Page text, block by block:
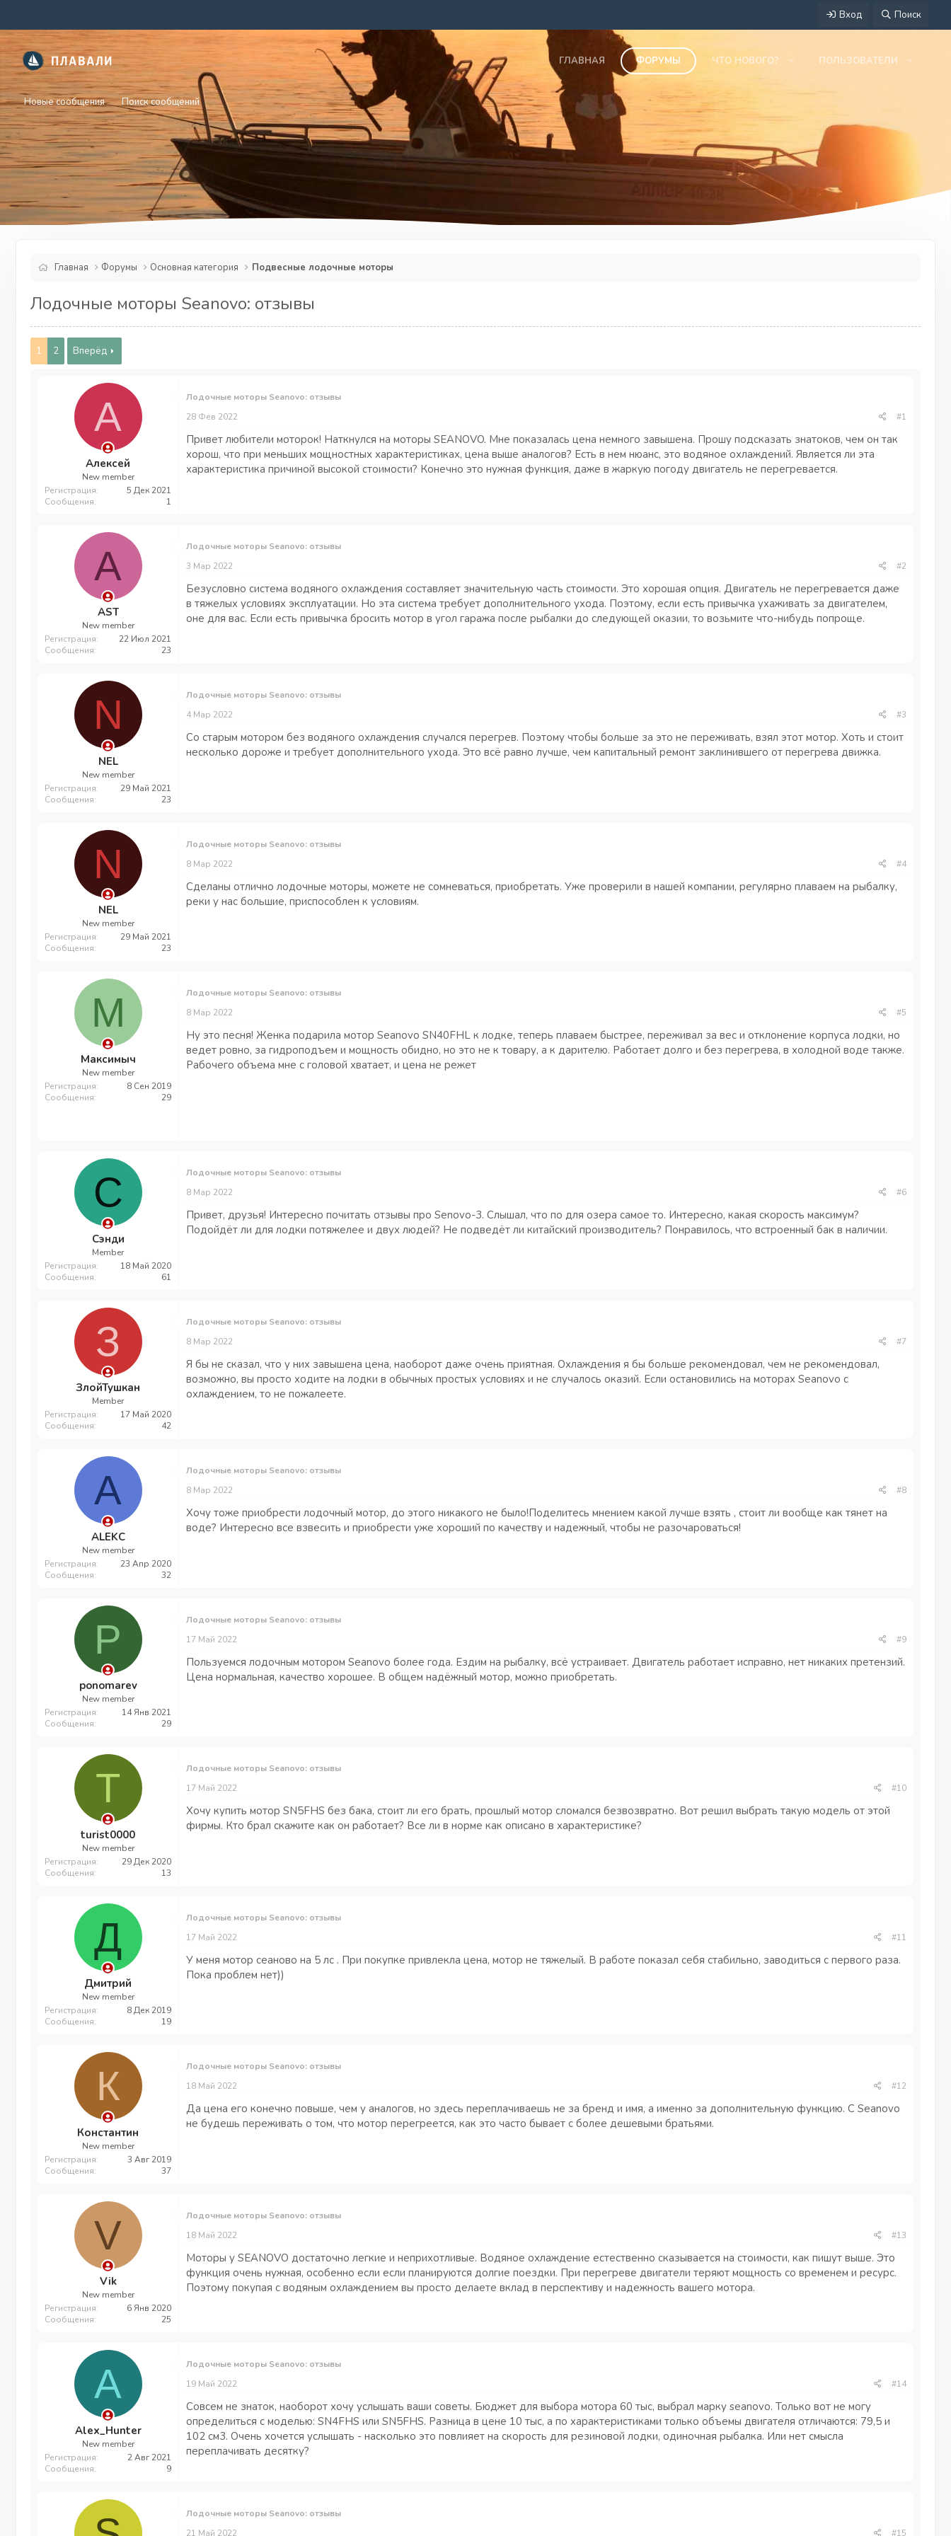
Вход Поиск
ГЛАВНАЯ ФОРУМЫ ЧТО НОВОГО? ПОЛЬЗОВАТЕЛИ
Новые сообщения Поиск сообщений
Главная Форумы Основная категория Подвесные лодочные моторы
Лодочные моторы Seanovo: отзывы
1 2 Вперёд
А
Алексей
New member
Регистрация
5 Дек 2021
Сообщения
1
Лодочные моторы Seanovo: отзывы
28 Фев 2022
#1
Привет любители моторок! Наткнулся на моторы SEANOVO. Мне показалась цена немного завышена. Прошу подсказать знатоков, чем он так
хорош, что при меньших мощностных характеристиках, цена выше аналогов? Есть в нем нюанс, это водяное охлаждений. Является ли эта
характеристика причиной высокой стоимости? Конечно это нужная функция, даже в жаркую погоду двигатель не перегревается.
A
AST
New member
Регистрация
22 Июл 2021
Сообщения
23
Лодочные моторы Seanovo: отзывы
3 Мар 2022
#2
Безусловно система водяного охлаждения составляет значительную часть стоимости. Это хорошая опция. Двигатель не перегревается даже
в тяжелых условиях эксплуатации. Но эта система требует дополнительного ухода. Поэтому, если есть привычка ухаживать за двигателем,
оне для вас. Если есть привычка бросить мотор в угол гаража после рыбалки до следующей оказии, то возьмите что-нибудь попроще.
N
NEL
New member
Регистрация
29 Май 2021
Сообщения
23
Лодочные моторы Seanovo: отзывы
4 Мар 2022
#3
Со старым мотором без водяного охлаждения случался перегрев. Поэтому чтобы больше за это не переживать, взял этот мотор. Хоть и стоит
несколько дороже и требует дополнительного ухода. Это всё равно лучше, чем капитальный ремонт заклинившего от перегрева движка.
N
NEL
New member
Регистрация
29 Май 2021
Сообщения
23
Лодочные моторы Seanovo: отзывы
8 Мар 2022
#4
Сделаны отлично лодочные моторы, можете не сомневаться, приобретать. Уже проверили в нашей компании, регулярно плаваем на рыбалку,
реки у нас большие, приспособлен к условиям.
М
Максимыч
New member
Регистрация
8 Сен 2019
Сообщения
29
Лодочные моторы Seanovo: отзывы
8 Мар 2022
#5
Ну это песня! Женка подарила мотор Seanovo SN40FHL к лодке, теперь плаваем быстрее, переживал за вес и отклонение корпуса лодки, но
ведет ровно, за гидроподъем и мощность обидно, но это не к товару, а к дарителю. Работает долго и без перегрева, в холодной воде также.
Рабочего объема мне с головой хватает, и цена не режет
С
Сэнди
Member
Регистрация
18 Май 2020
Сообщения
61
Лодочные моторы Seanovo: отзывы
8 Мар 2022
#6
Привет, друзья! Интересно почитать отзывы про Senovo-3. Слышал, что по для озера самое то. Интересно, какая скорость максимум?
Подойдёт ли для лодки потяжелее и двух людей? Не подведёт ли китайский производитель? Понравилось, что встроенный бак в наличии.
З
ЗлойТушкан
Member
Регистрация
17 Май 2020
Сообщения
42
Лодочные моторы Seanovo: отзывы
8 Мар 2022
#7
Я бы не сказал, что у них завышена цена, наоборот даже очень приятная. Охлаждения я бы больше рекомендовал, чем не рекомендовал,
возможно, вы просто ходите на лодки в обычных простых условиях и не случалось оказий. Если остановились на моторах Seanovo с
охлаждением, то не пожалеете.
A
ALEKC
New member
Регистрация
23 Апр 2020
Сообщения
32
Лодочные моторы Seanovo: отзывы
8 Мар 2022
#8
Хочу тоже приобрести лодочный мотор, до этого никакого не было!Поделитесь мнением какой лучше взять , стоит ли вообще как тянет на
воде? Интересно все взвесить и приобрести уже хороший по качеству и надежный, чтобы не разочароваться!
P
ponomarev
New member
Регистрация
14 Янв 2021
Сообщения
29
Лодочные моторы Seanovo: отзывы
17 Май 2022
#9
Пользуемся лодочным мотором Seanovo более года. Ездим на рыбалку, всё устраивает. Двигатель работает исправно, нет никаких претензий.
Цена нормальная, качество хорошее. В общем надёжный мотор, можно приобретать.
T
turist0000
New member
Регистрация
29 Дек 2020
Сообщения
13
Лодочные моторы Seanovo: отзывы
17 Май 2022
#10
Хочу купить мотор SN5FHS без бака, стоит ли его брать, прошлый мотор сломался безвозвратно. Вот решил выбрать такую модель от этой
фирмы. Кто брал скажите как он работает? Все ли в норме как описано в характеристике?
Д
Дмитрий
New member
Регистрация
8 Дек 2019
Сообщения
19
Лодочные моторы Seanovo: отзывы
17 Май 2022
#11
У меня мотор сеаново на 5 лс . При покупке привлекла цена, мотор не тяжелый. В работе показал себя стабильно, заводиться с первого раза.
Пока проблем нет))
К
Константин
New member
Регистрация
3 Авг 2019
Сообщения
37
Лодочные моторы Seanovo: отзывы
18 Май 2022
#12
Да цена его конечно повыше, чем у аналогов, но здесь переплачиваешь не за бренд и имя, а именно за дополнительную функцию. С Seanovo
не будешь переживать о том, что мотор перегреется, как это часто бывает с более дешевыми братьями.
V
Vik
New member
Регистрация
6 Янв 2020
Сообщения
25
Лодочные моторы Seanovo: отзывы
18 Май 2022
#13
Моторы у SEANOVO достаточно легкие и неприхотливые. Водяное охлаждение естественно сказывается на стоимости, как пишут выше. Это
функция очень нужная, особенно если если планируются долгие поездки. При перегреве двигатели теряют мощность со временем и ресурс.
Поэтому покупая с водяным охлаждением вы просто делаете вклад в перспективу и надежность вашего мотора.
A
Alex_Hunter
New member
Регистрация
2 Авг 2021
Сообщения
9
Лодочные моторы Seanovo: отзывы
19 Май 2022
#14
Совсем не знаток, наоборот хочу услышать ваши советы. Бюджет для выбора мотора 60 тыс, выбрал марку seanovo. Только вот не могу
определиться с моделью: SN4FHS или SN5FHS. Разница в цене 10 тыс, а по характеристиками только объемы двигателя отличаются: 79,5 и
102 см3. Очень хочется услышать - насколько это повлияет на скорость для резиновой лодки, одиночная рыбалка. Или нет смысла
переплачивать десятку?
Лодочные моторы Seanovo: отзывы
21 Май 2022
#15